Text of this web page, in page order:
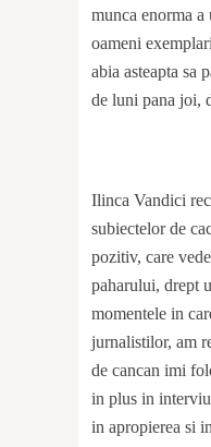
munca enorma
oameni
abia asteapta sa
de luni pana joi,
Ilinca Vandici
subiectelor de
pozitiv, care
paharului, drept
momentele in
jurnalistilor, am
de cancan imi
in plus in
in apropierea si